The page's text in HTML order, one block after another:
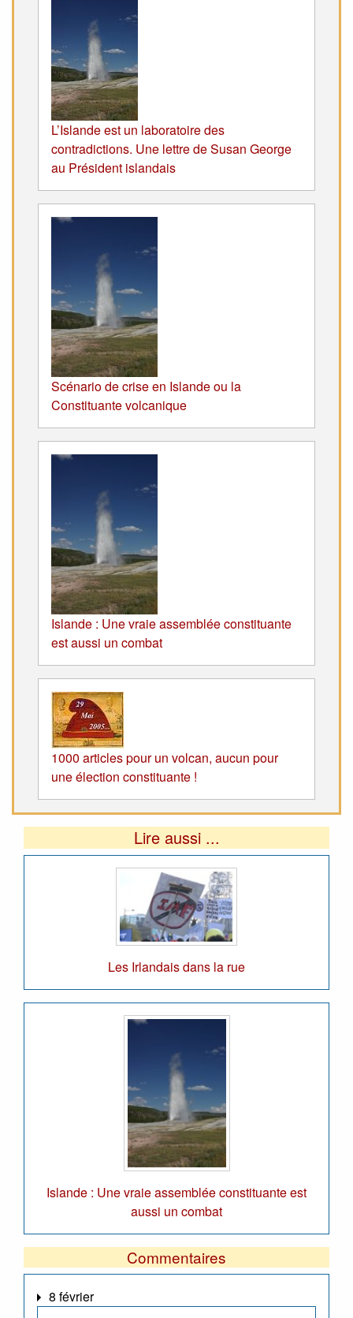
L’Islande est un laboratoire des
contradictions. Une lettre de Susan George
au Président islandais
Scénario de crise en Islande ou la
Constituante volcanique
Islande : Une vraie assemblée constituante
est aussi un combat
1000 articles pour un volcan, aucun pour
une élection constituante !
Lire aussi ...
Les Irlandais dans la rue
Islande : Une vraie assemblée constituante est
aussi un combat
Commentaires
8 février